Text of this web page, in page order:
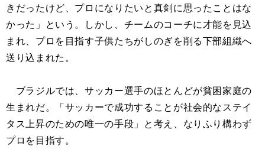
きだったけど、プロになりたいと真剣に思ったことはな
かった」という。しかし、チームのコーチに才能を見込
まれ、プロを目指す子供たちがしのぎを削る下部組織へ
送り込まれた。
ブラジルでは、サッカー選手のほとんどが貧困家庭の
生まれだ。「サッカーで成功することが社会的なステイ
タス上昇のための唯一の手段」と考え、なりふり構わず
プロを目指す。